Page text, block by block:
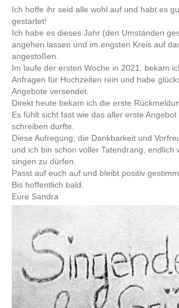
Ich hoffe ihr seid alle wohl auf und habt es
gestartet!
Ich habe es dieses Jahr (den Umständen
angehen lassen und im engsten Kreis auf
angestoßen.
Im laufe der ersten Woche in 2021, bekam
Anfragen für Hochzeiten rein und habe
Angebote versendet.
Direkt heute bekam ich die erste
Es fühlt sicht fast wie das aller erste Angebot
schreiben durfte.
Diese Aufregung, die Dankbarkeit und
und ich bin schon voller Tatendrang, endlich
singen zu dürfen.
Passt auf euch auf und bleibt positiv
Bis hoffentlich bald.
Eure Sandra